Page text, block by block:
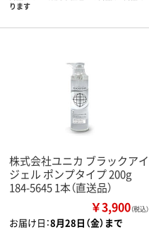
ります
株式会社ユニカ ブラックアイ
ジェル ポンプタイプ 200g
184-5645 1本（直送品）
￥3,900（税込）
お届け日：8月28日（金）まで